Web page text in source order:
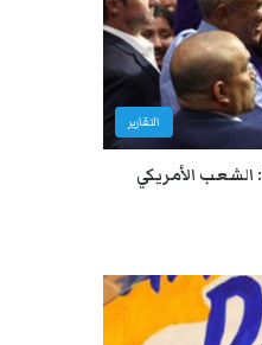
التقارير
الشعب الأمريكي